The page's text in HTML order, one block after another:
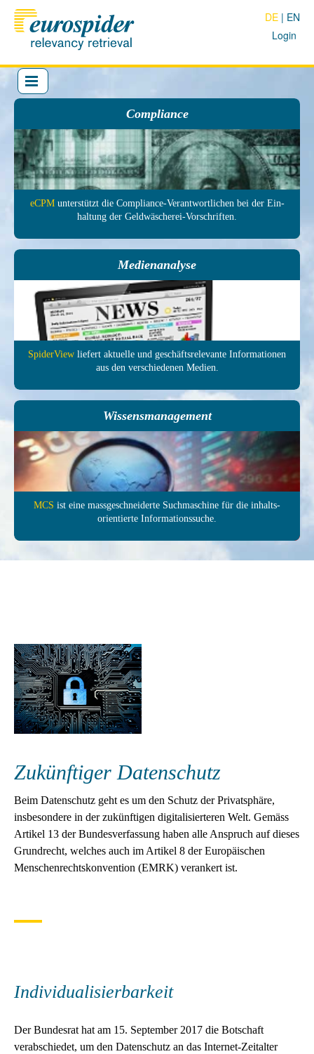
Login
DE EN
Compliance
eCPMunter­stützt die Com­pliance-Ver­antwort­lichen bei der Ein­
haltung der Geld­wäscherei-Vor­schrif­ten.
Medienanalyse
SpiderView liefert aktuelle und ge­schäfts­relevante In­forma­tionen
aus den ver­schie­denen Medien.
Wissensmanagement
MCS ist eine mass­ge­schneiderte Such­maschine für die inhalts­
orientierte In­formations­suche.
Zukünftiger Datenschutz
Beim Datenschutz geht es um den Schutz der Privatsphäre,
insbesondere in der zukünftigen digitalisierteren Welt. Gemäss
Artikel 13 der Bundesverfassung haben alle Anspruch auf dieses
Grundrecht, welches auch im Artikel 8 der Europäischen
Menschenrechtskonvention (EMRK) verankert ist.
Individualisierbarkeit
Der Bundesrat hat am 15. September 2017 die Botschaft
verabschiedet, um den Datenschutz an das Internet-Zeitalter